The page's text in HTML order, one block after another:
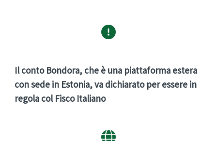
Il conto Bondora, che è una piattaforma estera
con sede in Estonia, va dichiarato per essere in
regola col Fisco Italiano